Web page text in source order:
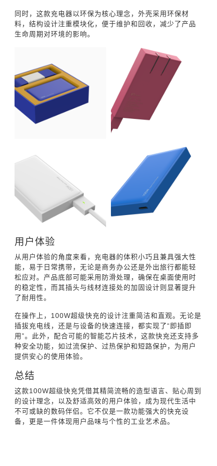
同时，这款充电器以环保为核心理念，外壳采用环保材
料，结构设计注重模块化，便于维护和回收，减少了产品
生命周期对环境的影响。
用户体验
从用户体验的角度来看，充电器的体积小巧且兼具强大性
能，易于日常携带，无论是商务办公还是外出旅行都能轻
松应对。产品底部可能采用防滑处理，确保在桌面使用时
的稳定性，而其插头与线材连接处的加固设计则显著提升
了耐用性。
在操作上，100W超级快充的设计注重简洁和直观。无论是
插拔充电线，还是与设备的快速连接，都实现了“即插即
用”。此外，配合可能的智能芯片技术，这款快充还支持多
种安全功能，如过流保护、过热保护和短路保护，为用户
提供安心的使用体验。
总结
这款100W超级快充凭借其精简流畅的造型语言、贴心周到
的设计理念，以及舒适高效的用户体验，成为现代生活中
不可或缺的数码伴侣。它不仅是一款功能强大的快充设
备，更是一件体现用户品味与个性的工业艺术品。